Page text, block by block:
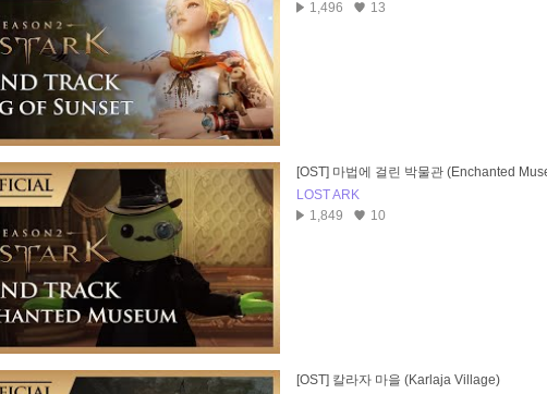
1,496
13
[OST] 마법에 걸린 박물관 (Enchanted
LOST ARK
1,849
10
[OST] 칼라자 마을 (Karlaja Village)